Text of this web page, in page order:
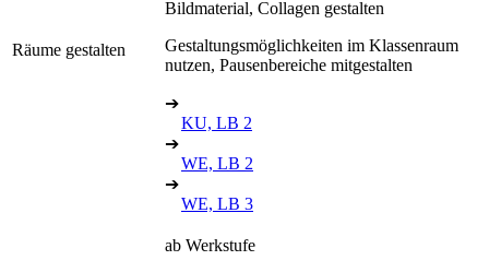
Räume gestalten
Bildmaterial, Collagen gestalten
Gestaltungsmöglichkeiten im Klassenraum
nutzen, Pausenbereiche mitgestalten
➔
KU, LB 2
➔
WE, LB 2
➔
WE, LB 3
ab Werkstufe